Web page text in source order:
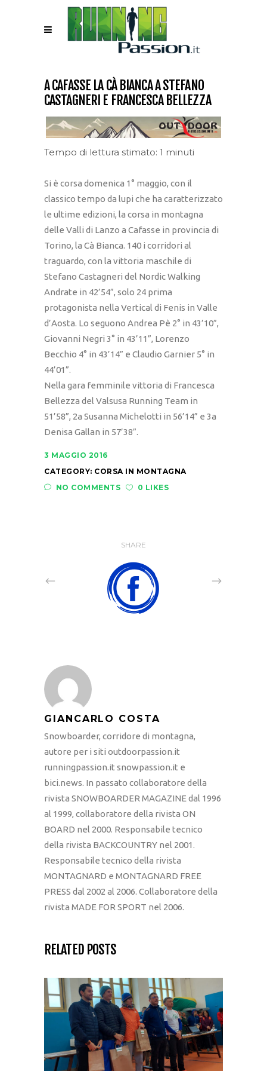
A CAFASSE LA CÀ BIANCA A STEFANO
CASTAGNERI E FRANCESCA BELLEZZA
Tempo di lettura stimato: 1 minuti
Si è corsa domenica 1° maggio, con il
classico tempo da lupi che ha caratterizzato
le ultime edizioni, la corsa in montagna
delle Valli di Lanzo a Cafasse in provincia di
Torino, la Cà Bianca. 140 i corridori al
traguardo, con la vittoria maschile di
Stefano Castagneri del Nordic Walking
Andrate in 42’54”, solo 24 prima
protagonista nella Vertical di Fenis in Valle
d’Aosta. Lo seguono Andrea Pè 2° in 43’10”,
Giovanni Negri 3° in 43’11”, Lorenzo
Becchio 4° in 43’14” e Claudio Garnier 5° in
44’01”.
Nella gara femminile vittoria di Francesca
Bellezza del Valsusa Running Team in
51’58”, 2a Susanna Michelotti in 56’14” e 3a
Denisa Gallan in 57’38”.
3 MAGGIO 2016
CATEGORY: CORSA IN MONTAGNA
NO COMMENTS
0 LIKES
SHARE
GIANCARLO COSTA
Snowboarder, corridore di montagna,
autore per i siti outdoorpassion.it
runningpassion.it snowpassion.it e
bici.news. In passato collaboratore della
rivista SNOWBOARDER MAGAZINE dal 1996
al 1999, collaboratore della rivista ON
BOARD nel 2000. Responsabile tecnico
della rivista BACKCOUNTRY nel 2001.
Responsabile tecnico della rivista
MONTAGNARD e MONTAGNARD FREE
PRESS dal 2002 al 2006. Collaboratore della
rivista MADE FOR SPORT nel 2006.
RELATED POSTS